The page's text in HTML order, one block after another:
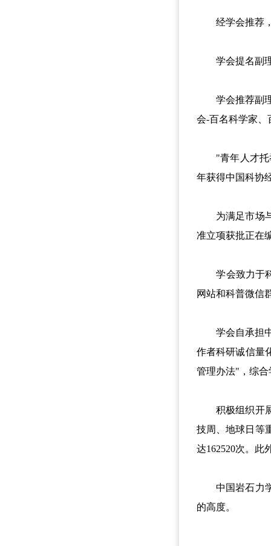
经学会推荐，
学会提名副理
学会推荐副理
会-百名科学家
"青年人才托举
年获得中国科协
为满足市场与
准立项获批正在
学会致力于科
网站和科普微信
学会自承担中
作者科研诚信量
管理办法"，综
积极组织开展
技周、地球日等
达162520次。此
中国岩石力学
的高度。